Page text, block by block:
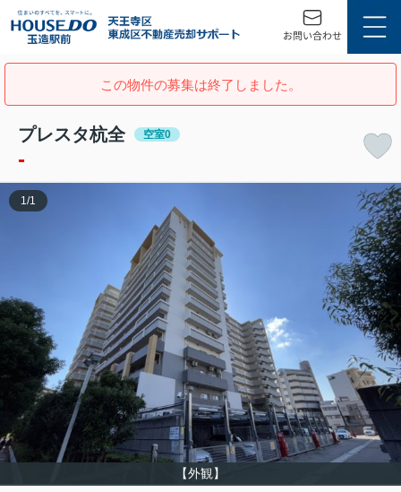
この物件の募集は終了しました。
プレスタ杭全 空室0
-
【外観】
1 /1